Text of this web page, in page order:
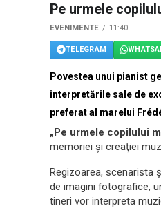
Pe urmele
EVENIMENTE 11:40
TELEGRAM
Povestea unui pianist
interpretările sale de
preferat al marelui
„Pe urmele copilului
memoriei și creaţiei
Regizoarea, scenarista
de imagini fotografice,
tineri vor interpreta